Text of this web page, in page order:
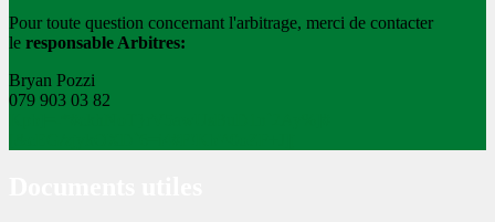
Pour toute question concernant l'arbitrage, merci de contacter
le responsable Arbitres:
Bryan Pozzi
079 903 03 82